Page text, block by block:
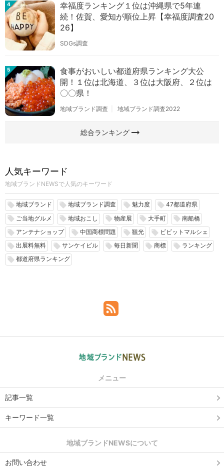
4
幸福度ランキング１位は沖縄県で5年連
続！佐賀、愛知が順位上昇【幸福度調査20
26】
SDGs調査
5
食事がおいしい都道府県ランキング大公
開！１位は北海道、３位は大阪府、２位は
〇〇県！
地域ブランド調査 地域ブランド調査2022
総合ランキングarrow_right_alt
人気キーワード
地域ブランドNEWSで人気のキーワード
local_offer 地域ブランド local_offer 地域ブランド調査 local_offer 魅力度 local_offer 47都道府県
local_offer ご当地グルメ local_offer 地域おこし local_offer 物産展 local_offer 大手町 local_offer 南船橋
local_offer アンテナショップ local_offer 中国商標問題 local_offer 観光 local_offer ビビットマルシェ
local_offer 出展料無料 local_offer サンケイビル local_offer 毎日新聞 local_offer 商標 local_offer ランキング
local_offer 都道府県ランキング
メニュー
記事一覧
キーワード一覧
地域ブランドNEWSについて
お問い合わせ